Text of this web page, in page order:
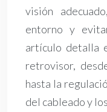
visión
entorno y
artículo detalla
retrovisor,
hasta la
del cableado y